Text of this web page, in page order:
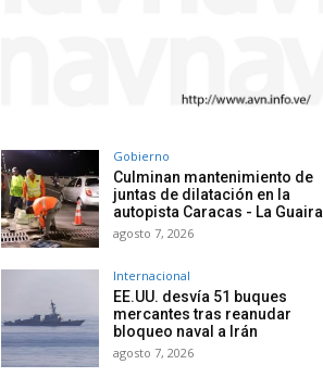
Gobierno
Culminan mantenimiento de
juntas de dilatación en la
autopista Caracas - La Guaira
agosto 7, 2026
Internacional
EE.UU. desvía 51 buques
mercantes tras reanudar
bloqueo naval a Irán
agosto 7, 2026